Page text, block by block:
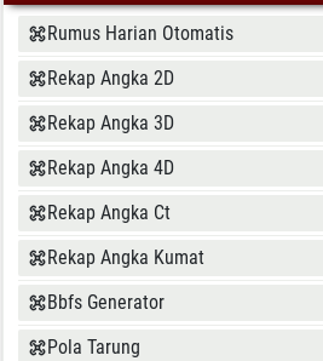
Rumus Harian Otomatis
Rekap Angka 2D
Rekap Angka 3D
Rekap Angka 4D
Rekap Angka Ct
Rekap Angka Kumat
Bbfs Generator
Pola Tarung